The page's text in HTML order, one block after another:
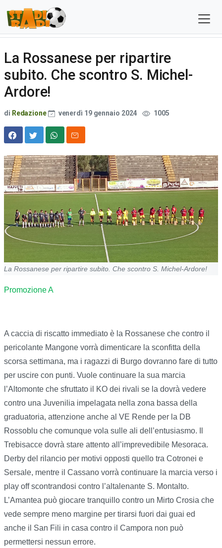
La Rossanese per ripartire
subito. Che scontro S. Michel-
Ardore!
di Redazione venerdì 19 gennaio 2024 1005
La Rossanese per ripartire subito. Che scontro S. Michel-Ardore!
Promozione A
A caccia di riscatto immediato è la Rossanese che contro il
pericolante Mangone vorrà dimenticare la sconfitta della
scorsa settimana, ma i ragazzi di Burgo dovranno fare di tutto
per uscire con punti. Vuole continuare la sua marcia
l’Altomonte che sfruttato il KO dei rivali se la dovrà vedere
contro una Juvenilia impelagata nella zona bassa della
graduatoria, attenzione anche al VE Rende per la DB
Rossoblu che comunque vola sulle ali dell’entusiasmo. Il
Trebisacce dovrà stare attento all’imprevedibile Mesoraca.
Derby del rilancio per motivi opposti quello tra Cotronei e
Sersale, mentre il Cassano vorrà continuare la marcia verso i
play off scontrandosi contro l’altalenante S. Montalto.
L’Amantea può giocare tranquillo contro un Mirto Crosia che
vede sempre meno margine per tirarsi fuori dai guai ed
anche il San Fili in casa contro il Campora non può
permettersi nessun errore.